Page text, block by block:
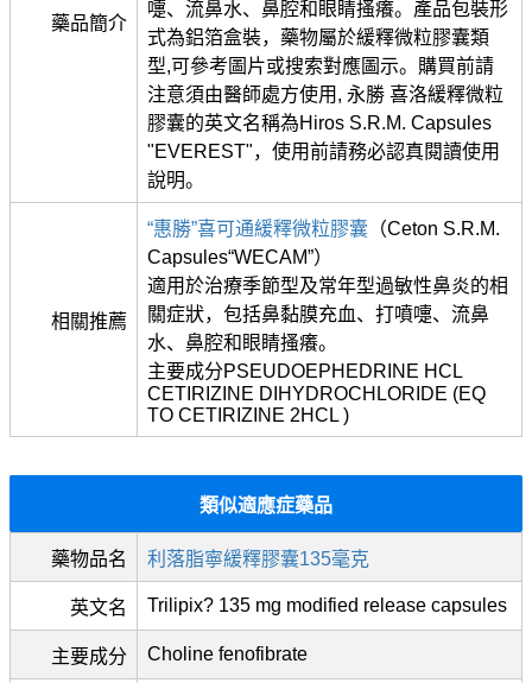
藥品簡介
嚏、流鼻水、鼻腔和眼睛搔癢。產品包裝形
式為鋁箔盒裝，藥物屬於緩釋微粒膠囊類
型,可參考圖片或搜索對應圖示。購買前請
注意須由醫師處方使用, 永勝 喜洛緩釋微粒
膠囊的英文名稱為Hiros S.R.M. Capsules
"EVEREST"，使用前請務必認真閱讀使用
說明。
相關推薦
“惠勝”喜可通緩釋微粒膠囊 （Ceton S.R.M.
Capsules“WECAM”）
適用於治療季節型及常年型過敏性鼻炎的相
關症狀，包括鼻黏膜充血、打噴嚏、流鼻
水、鼻腔和眼睛搔癢。
主要成分PSEUDOEPHEDRINE HCL
CETIRIZINE DIHYDROCHLORIDE (EQ
TO CETIRIZINE 2HCL )
類似適應症藥品
藥物品名 利落脂寧緩釋膠囊135毫克
英文名 Trilipix? 135 mg modified release capsules
主要成分 Choline fenofibrate